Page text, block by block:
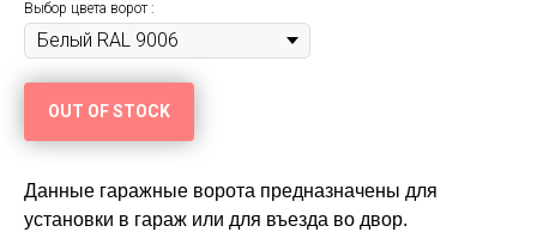
Выбор цвета ворот :
OUT OF STOCK
Данные гаражные ворота предназначены для
установки в гараж или для въезда во двор.